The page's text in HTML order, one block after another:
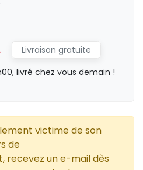
Livraison gratuite
livré chez vous demain !
victime de son
de
recevez un e-mail dès